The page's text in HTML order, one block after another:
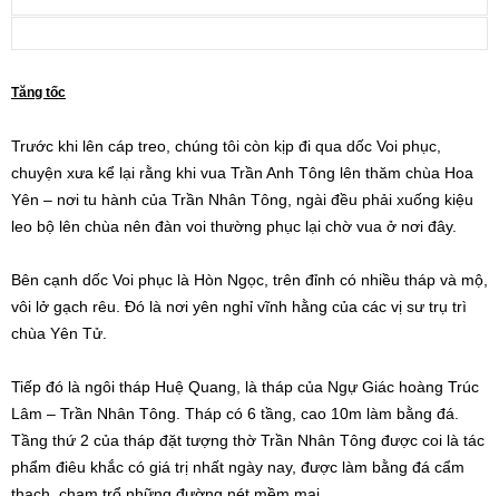
Tăng tốc
Trước khi lên cáp treo, chúng tôi còn kịp đi qua dốc Voi phục,
chuyện xưa kể lại rằng khi vua Trần Anh Tông lên thăm chùa Hoa
Yên – nơi tu hành của Trần Nhân Tông, ngài đều phải xuống kiệu
leo bộ lên chùa nên đàn voi thường phục lại chờ vua ở nơi đây.
Bên cạnh dốc Voi phục là Hòn Ngọc, trên đỉnh có nhiều tháp và mộ,
vôi lở gạch rêu. Đó là nơi yên nghỉ vĩnh hằng của các vị sư trụ trì
chùa Yên Tử.
Tiếp đó là ngôi tháp Huệ Quang, là tháp của Ngự Giác hoàng Trúc
Lâm – Trần Nhân Tông. Tháp có 6 tầng, cao 10m làm bằng đá.
Tầng thứ 2 của tháp đặt tượng thờ Trần Nhân Tông được coi là tác
phẩm điêu khắc có giá trị nhất ngày nay, được làm bằng đá cẩm